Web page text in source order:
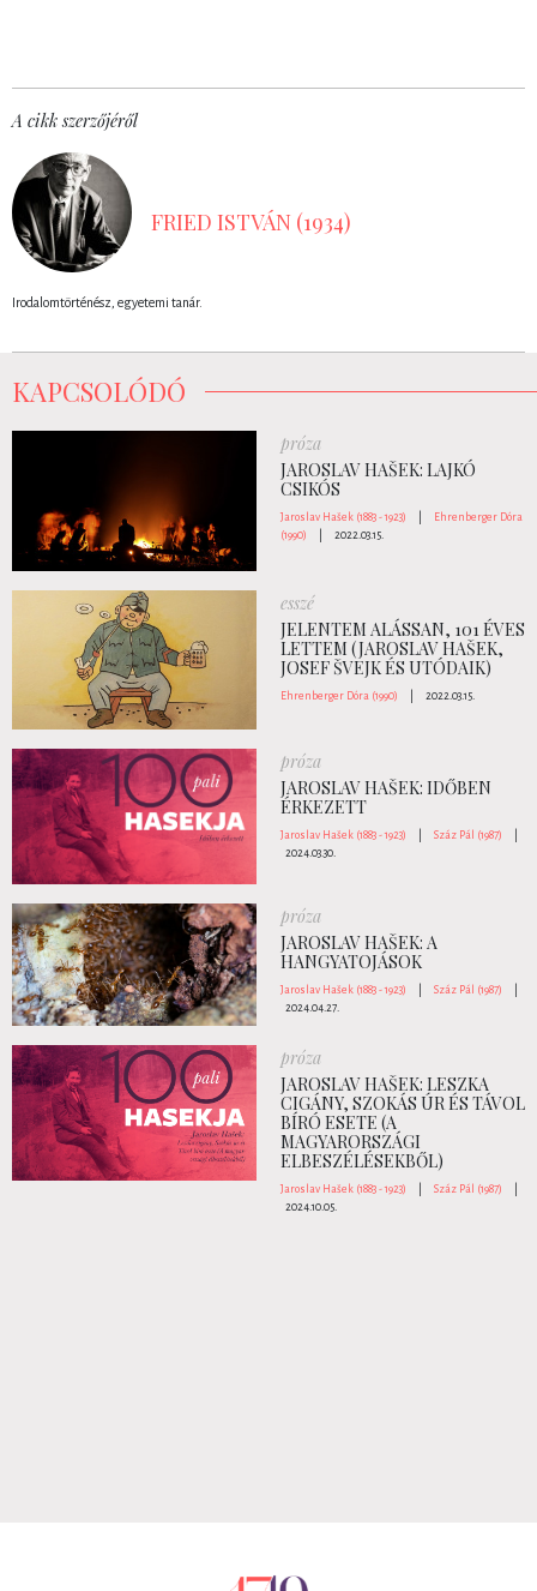
A cikk szerzőjéről
FRIED ISTVÁN (1934)
Irodalomtörténész, egyetemi tanár.
KAPCSOLÓDÓ
próza
JAROSLAV HAŠEK: LAJKÓ
CSIKÓS
Jaroslav Hašek (1883 - 1923)
Ehrenberger Dóra
(1990)
2022.03.15.
esszé
JELENTEM ALÁSSAN, 101 ÉVES
LETTEM (JAROSLAV HAŠEK,
JOSEF ŠVEJK ÉS UTÓDAIK)
Ehrenberger Dóra (1990) 2022.03.15.
próza
JAROSLAV HAŠEK: IDŐBEN
ÉRKEZETT
Jaroslav Hašek (1883 - 1923) Száz Pál (1987)
2024.03.30.
próza
JAROSLAV HAŠEK: A
HANGYATOJÁSOK
Jaroslav Hašek (1883 - 1923) Száz Pál (1987)
2024.04.27.
próza
JAROSLAV HAŠEK: LESZKA
CIGÁNY, SZOKÁS ÚR ÉS TÁVOL
BÍRÓ ESETE (A
MAGYARORSZÁGI
ELBESZÉLÉSEKBŐL)
Jaroslav Hašek (1883 - 1923) Száz Pál (1987)
2024.10.05.